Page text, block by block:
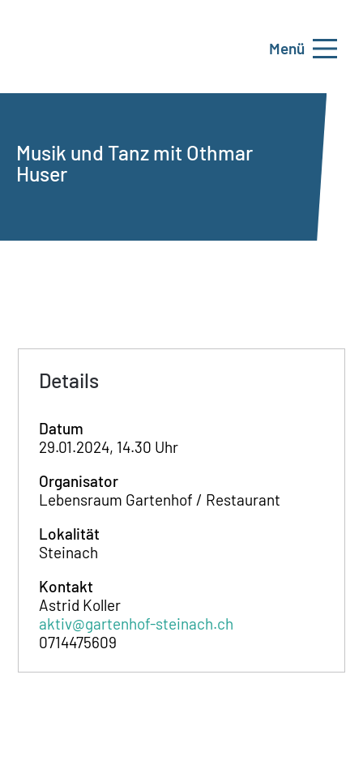
Menü
Musik und Tanz mit Othmar
Huser
Details
Datum
29.01.2024, 14.30 Uhr
Organisator
Lebensraum Gartenhof / Restaurant
Lokalität
Steinach
Kontakt
Astrid Koller
aktiv@gartenhof-steinach.ch
0714475609